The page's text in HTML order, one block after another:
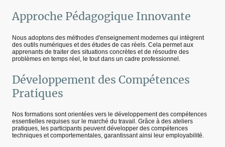
Approche Pédagogique Innovante
Nous adoptons des méthodes d'enseignement modernes qui intègrent
des outils numériques et des études de cas réels. Cela permet aux
apprenants de traiter des situations concrètes et de résoudre des
problèmes en temps réel, le tout dans un cadre professionnel.
Développement des Compétences
Pratiques
Nos formations sont orientées vers le développement des compétences
essentielles requises sur le marché du travail. Grâce à des ateliers
pratiques, les participants peuvent développer des compétences
techniques et comportementales, garantissant ainsi leur employabilité.